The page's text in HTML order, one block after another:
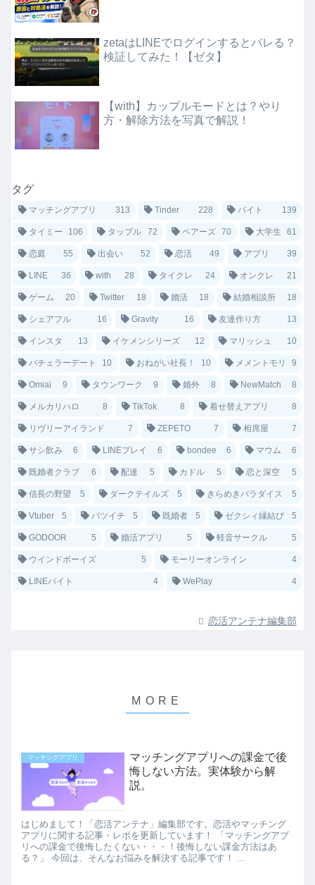
zetaはLINEでログインするとバレる？
検証してみた！【ゼタ】
【with】カップルモードとは？やり
方・解除方法を写真で解説！
タグ
マッチングアプリ 313 Tinder 228 バイト 139
タイミー 106 タップル 72 ペアーズ 70 大学生 61
恋庭 55 出会い 52 恋活 49 アプリ 39
LINE 36 with 28 タイクレ 24 オンクレ 21
ゲーム 20 Twitter 18 婚活 18 結婚相談所 18
シェアフル 16 Gravity 16 友達作り方 13
インスタ 13 イケメンシリーズ 12 マリッシュ 10
バチェラーデート 10 おねがい社長！ 10 メメントモリ 9
Omiai 9 タウンワーク 9 婚外 8 NewMatch 8
メルカリハロ 8 TikTok 8 着せ替えアプリ 8
リヴリーアイランド 7 ZEPETO 7 相席屋 7
サシ飲み 6 LINEプレイ 6 bondee 6 マウム 6
既婚者クラブ 6 配達 5 カドル 5 恋と深空 5
信長の野望 5 ダークテイルズ 5 きらめきパラダイス 5
Vtuber 5 バツイチ 5 既婚者 5 ゼクシィ縁結び 5
GODOOR 5 婚活アプリ 5 軽音サークル 5
ウインドボーイズ 5 モーリーオンライン 4
LINEバイト 4 WePlay 4
恋活アンテナ編集部
マッチングアプリ
マッチングアプリへの課金で後
悔しない方法。実体験から解
説。
はじめまして！「恋活アンテナ」編集部です。恋活やマッチング
アプリに関する記事・レポを更新しています！ 「マッチングアプ
リへの課金で後悔したくない・・・！後悔しない課金方法はあ
る？」 今回は、そんなお悩みを解決する記事です！ ...